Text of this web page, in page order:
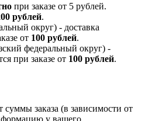
при заказе от 5 рублей.
рублей.
округ) - доставка
от 100 рублей.
федеральный округ) -
при заказе от 100 рублей.
суммы заказа (в зависимости от
у вашего